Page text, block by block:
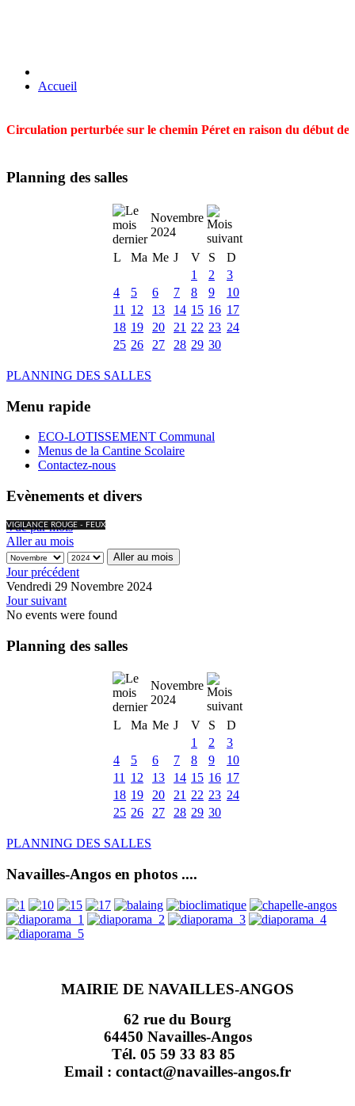
Accueil
Circulation perturbée sur le chemin Péret en raison du début
Planning des salles
Novembre
2024
L
Ma Me J V S
D
1
2
3
4
5 6 7 8 9
10
11
12 13 14 15 16 17
18 19 20 21 22 23 24
25 26 27 28 29 30
PLANNING DES SALLES
Menu rapide
ECO-LOTISSEMENT Communal
Menus de la Cantine Scolaire
Contactez-nous
Evènements et divers
VIGILANCE ROUGE - FEUX
Vue par mois
Aller au mois
Aller au mois
Jour précédent
Vendredi 29 Novembre 2024
Jour suivant
No events were found
Planning des salles
Novembre
2024
L
Ma Me J V S
D
1
2
3
4
5 6 7 8 9
10
11
12 13 14 15 16 17
18 19 20 21 22 23 24
25 26 27 28 29 30
PLANNING DES SALLES
Navailles-Angos en photos ....
MAIRIE DE NAVAILLES-ANGOS
62 rue du Bourg
64450 Navailles-Angos
Tél. 05 59 33 83 85
Email : contact@navailles-angos.fr